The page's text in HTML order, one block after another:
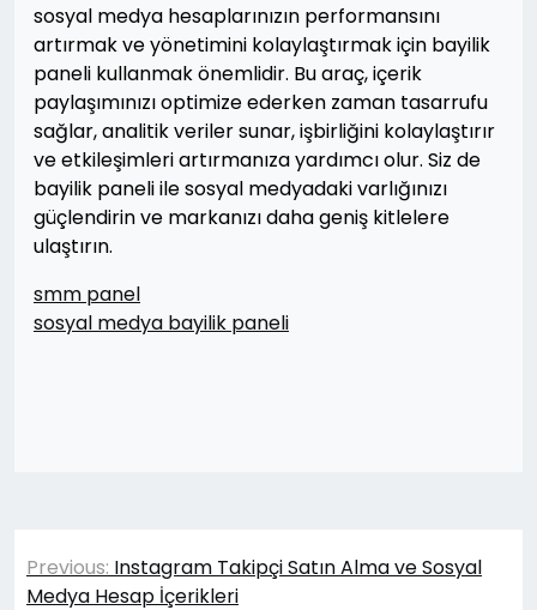
sosyal medya hesaplarınızın performansını
artırmak ve yönetimini kolaylaştırmak için bayilik
paneli kullanmak önemlidir. Bu araç, içerik
paylaşımınızı optimize ederken zaman tasarrufu
sağlar, analitik veriler sunar, işbirliğini kolaylaştırır
ve etkileşimleri artırmanıza yardımcı olur. Siz de
bayilik paneli ile sosyal medyadaki varlığınızı
güçlendirin ve markanızı daha geniş kitlelere
ulaştırın.
smm panel
sosyal medya bayilik paneli
Yazı
gezinmesi
Previous: Instagram Takipçi Satın Alma ve Sosyal
Medya Hesap İçerikleri